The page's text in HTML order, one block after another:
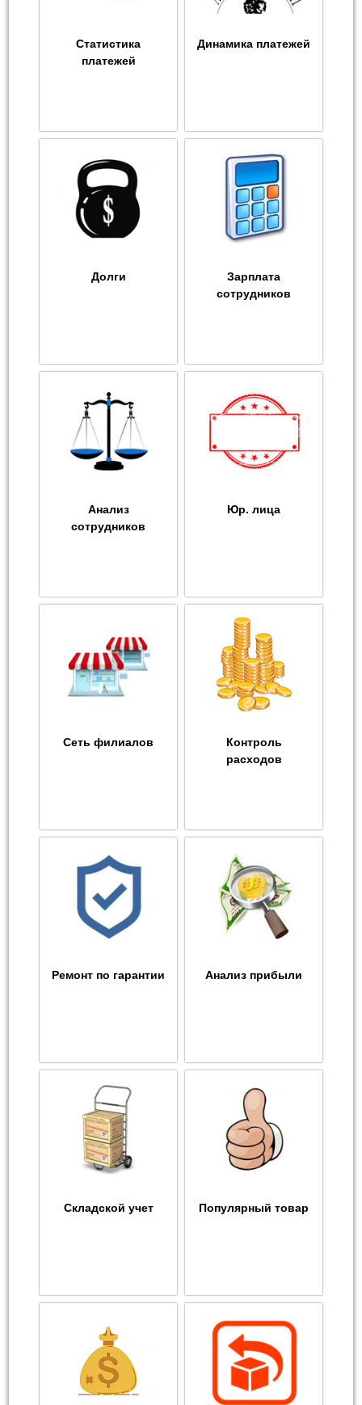
Статистика
платежей
Динамика платежей
Долги
Зарплата
сотрудников
Анализ
сотрудников
Юр. лица
Сеть филиалов
Контроль
расходов
Ремонт по гарантии Анализ прибыли
Складской учет Популярный товар